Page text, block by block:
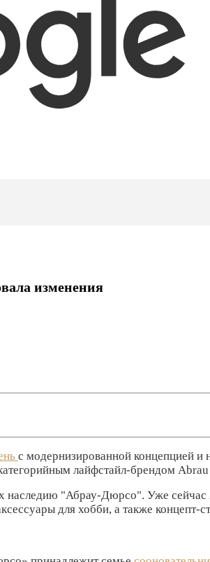
изменения
с модернизированной концепцией
лайфстайл-брендом
наследию "Абрау-Дюрсо". Уже
для хобби, а также концепт-